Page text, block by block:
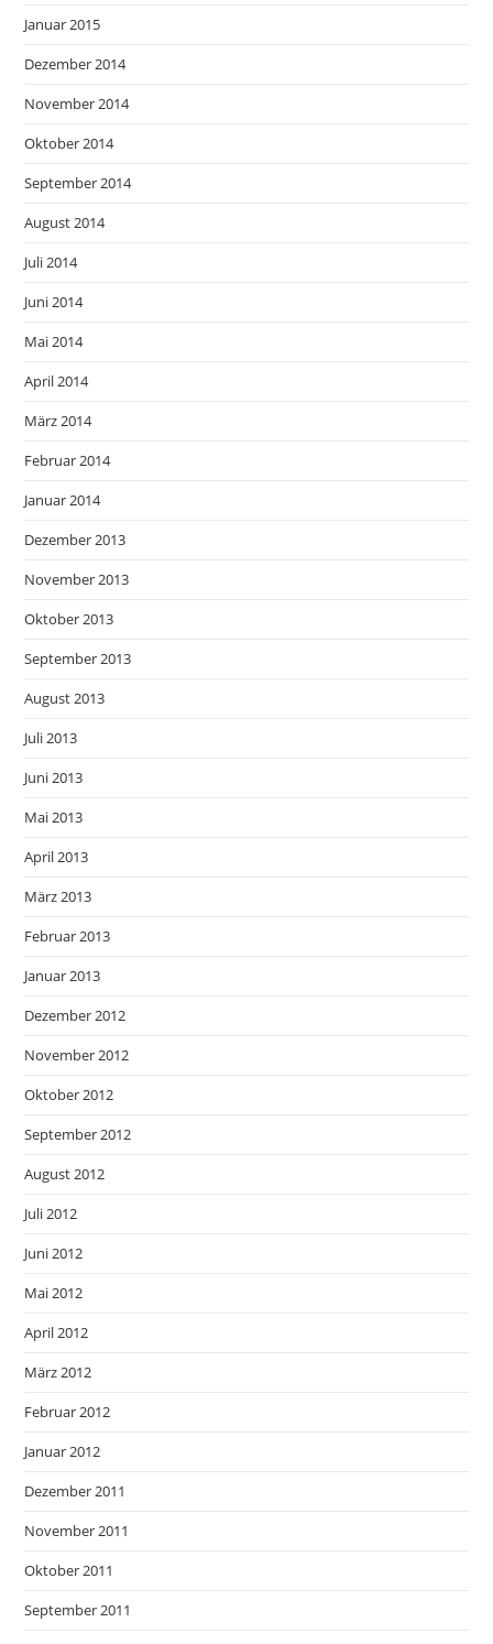
Januar 2015
Dezember 2014
November 2014
Oktober 2014
September 2014
August 2014
Juli 2014
Juni 2014
Mai 2014
April 2014
März 2014
Februar 2014
Januar 2014
Dezember 2013
November 2013
Oktober 2013
September 2013
August 2013
Juli 2013
Juni 2013
Mai 2013
April 2013
März 2013
Februar 2013
Januar 2013
Dezember 2012
November 2012
Oktober 2012
September 2012
August 2012
Juli 2012
Juni 2012
Mai 2012
April 2012
März 2012
Februar 2012
Januar 2012
Dezember 2011
November 2011
Oktober 2011
September 2011